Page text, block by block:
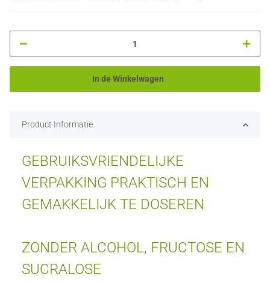
In de Winkelwagen
Product Informatie
GEBRUIKSVRIENDELIJKE
VERPAKKING PRAKTISCH EN
GEMAKKELIJK TE DOSEREN
ZONDER ALCOHOL, FRUCTOSE EN
SUCRALOSE